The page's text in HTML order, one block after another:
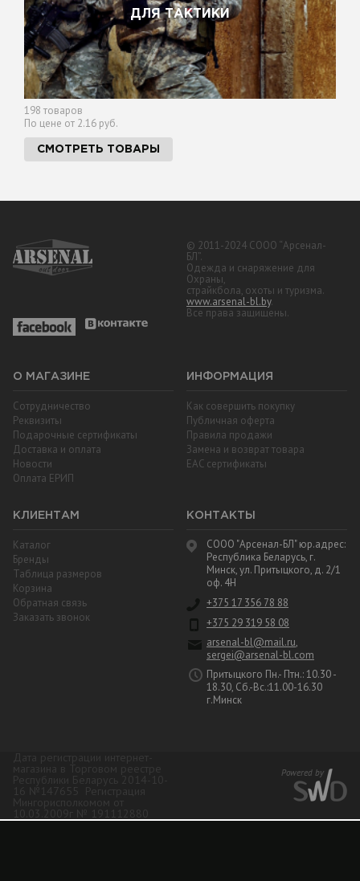
ДЛЯ ТАКТИКИ
198 товаров
По цене от 2.16 руб.
СМОТРЕТЬ ТОВАРЫ
© 2011-2024 СООО “Арсенал-
БЛ”.
Одежда и снаряжение для
Охраны,
страйкбола, охоты и туризма.
www.arsenal-bl.by.
Все права защищены.
О МАГАЗИНЕ
Сотрудничество
Реквизиты
Подарочные сертификаты
Доставка и оплата
Новости
Оплата ЕРИП
ИНФОРМАЦИЯ
Как совершить покупку
Публичная оферта
Правила продажи
Замена и возврат товара
EAC cертификаты
КЛИЕНТАМ
Каталог
Бренды
Таблица размеров
Корзина
Обратная связь
Заказать звонок
КОНТАКТЫ
СООО "Арсенал-БЛ" юр.адрес:
Республика Беларусь, г.
Минск, ул. Притыцкого, д. 2/1
оф. 4Н
+375 17 356 78 88
+375 29 319 58 08
arsenal-bl@mail.ru,
sergei@arsenal-bl.com
Притыцкого Пн.- Птн.: 10.30 -
18.30, Сб.-Вс.:11.00-16.30
г.Минск
Республики Беларусь 2014-10-
16 №147655 Регистрация
10.03.2009г № 191112880